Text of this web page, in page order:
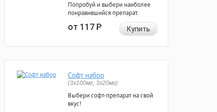
Попробуй и выбери наиболее
понравившийся препарат.
от 117Р Купить
Софт набор
(3x100мг, 3x20мг)
Выбери софт-препарат на свой
вкус!